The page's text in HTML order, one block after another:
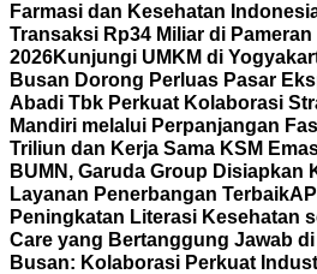
Farmasi dan Kesehatan
Transaksi Rp34 Miliar di
2026Kunjungi UMKM di
Busan Dorong Perluas Pasar
Abadi Tbk Perkuat Kolaborasi
Mandiri melalui Perpanjangan
Triliun dan Kerja Sama KSM
BUMN, Garuda Group Disiapkan
Layanan Penerbangan Terbaik
Peningkatan Literasi Kesehatan
Care yang Bertanggung Jawab
Busan: Kolaborasi Perkuat